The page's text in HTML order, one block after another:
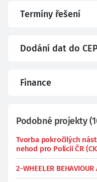
Termíny řešení
Dodání dat do
Finance
Podobné projekty(
Tvorba pokročilých
nehod pro Policii ČR
2-WHEELER